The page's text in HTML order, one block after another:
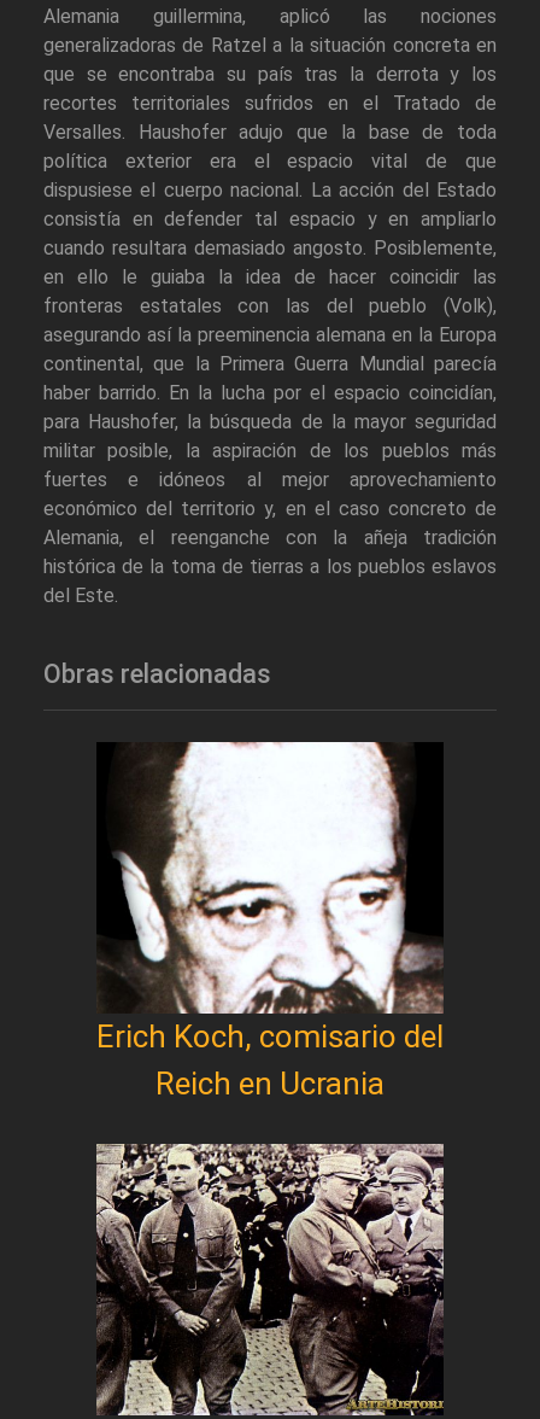
Alemania guillermina, aplicó las nociones
generalizadoras de Ratzel a la situación concreta en
que se encontraba su país tras la derrota y los
recortes territoriales sufridos en el Tratado de
Versalles. Haushofer adujo que la base de toda
política exterior era el espacio vital de que
dispusiese el cuerpo nacional. La acción del Estado
consistía en defender tal espacio y en ampliarlo
cuando resultara demasiado angosto. Posiblemente,
en ello le guiaba la idea de hacer coincidir las
fronteras estatales con las del pueblo (Volk),
asegurando así la preeminencia alemana en la Europa
continental, que la Primera Guerra Mundial parecía
haber barrido. En la lucha por el espacio coincidían,
para Haushofer, la búsqueda de la mayor seguridad
militar posible, la aspiración de los pueblos más
fuertes e idóneos al mejor aprovechamiento
económico del territorio y, en el caso concreto de
Alemania, el reenganche con la añeja tradición
histórica de la toma de tierras a los pueblos eslavos
del Este.
Obras relacionadas
Erich Koch, comisario del
Reich en Ucrania